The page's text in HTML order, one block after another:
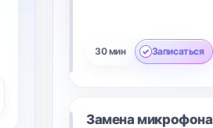
30 мин Записаться
Замена микрофона